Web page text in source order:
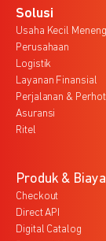
Solusi
Usaha Kecil
Perusahaan
Logistik
Layanan Finansial
Perjalanan &
Asuransi
Ritel
Produk & Biaya
Checkout
Direct API
Digital Catalog